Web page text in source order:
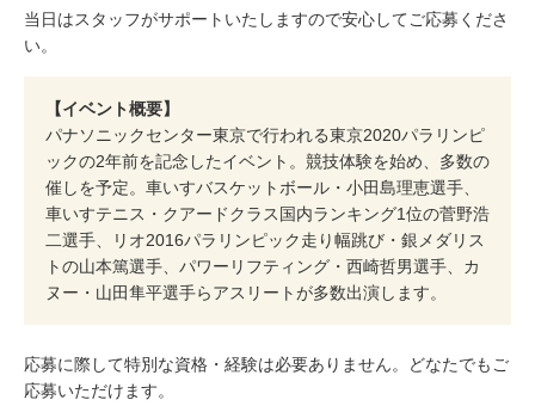
当日はスタッフがサポートいたしますので安心してご応募くださ
い。
【イベント概要】
パナソニックセンター東京で行われる東京2020パラリンピ
ックの2年前を記念したイベント。競技体験を始め、多数の
催しを予定。車いすバスケットボール・小田島理恵選手、
車いすテニス・クアードクラス国内ランキング1位の菅野浩
二選手、リオ2016パラリンピック走り幅跳び・銀メダリス
トの山本篤選手、パワーリフティング・西崎哲男選手、カ
ヌー・山田隼平選手らアスリートが多数出演します。
応募に際して特別な資格・経験は必要ありません。どなたでもご
応募いただけます。